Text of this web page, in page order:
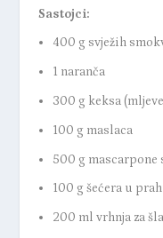
Sastojci:
400 g svježih
1 naranča
300 g keksa
100 g maslaca
500 g mascarpone
100 g šećera u
200 ml vrhnja za